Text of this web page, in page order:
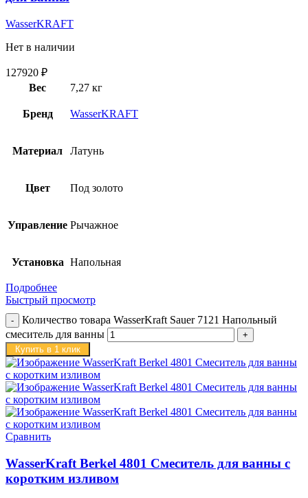
WasserKRAFT
Нет в наличии
127920 ₽
Вес
7,27 кг
Бренд WasserKRAFT
Материал Латунь
Цвет Под золото
Управление Рычажное
Установка Напольная
Подробнее
Быстрый просмотр
Количество товара WasserKraft Sauer 7121 Напольный
смеситель для ванны
Купить в 1 клик
Сравнить
WasserKraft Berkel 4801 Смеситель для ванны с
коротким изливом